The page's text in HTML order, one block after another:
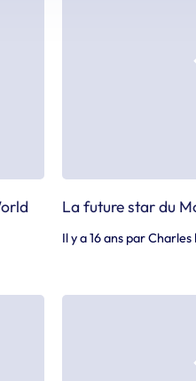
La future star du
Il y a 16 ans parCharles